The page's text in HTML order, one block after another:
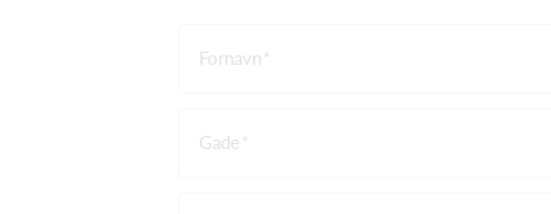
Fornavn
Gade